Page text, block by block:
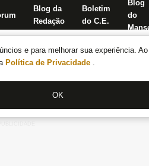
e para melhorar sua experiência.
Política de Privacidade .
OK
Blog da
Redação
Boletim
do C.E.
Blog
do